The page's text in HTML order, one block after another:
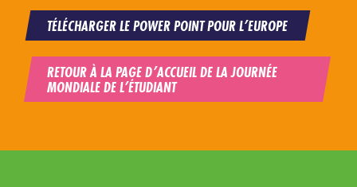
TÉLÉCHARGER LE POWER POINT POUR L’EUROPE
RETOUR À LA PAGE D’ACCUEIL DE LA JOURNÉE
MONDIALE DE L’ÉTUDIANT